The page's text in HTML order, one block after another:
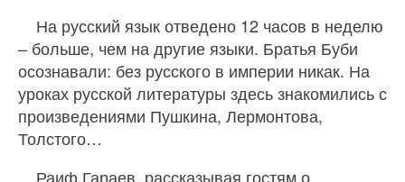
На русский язык отведено 12 часов в неделю
– больше, чем на другие языки. Братья Буби
осознавали: без русского в империи никак. На
уроках русской литературы здесь знакомились с
произведениями Пушкина, Лермонтова,
Толстого…
Раиф Гараев, рассказывая гостям о